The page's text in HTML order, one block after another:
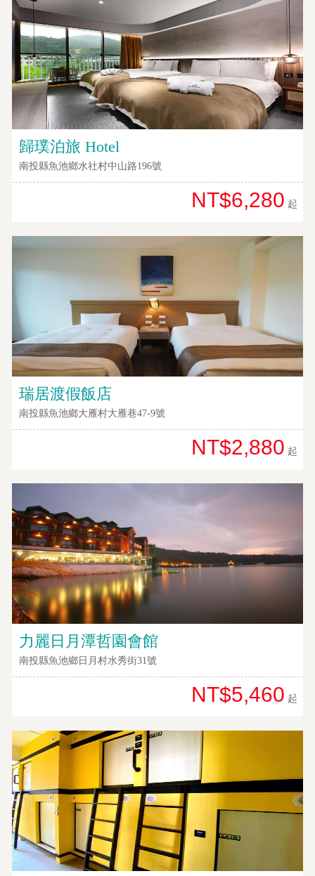
單
Line
線
上
客
紅
訂
國
旅
卡
訂
房
款
據
合
作
提
案
飯
店
合
廠
商
合
作
旅
伴
計
歸璞泊旅 Hotel
南投縣魚池鄉水社村中山路196號
NT$6,280 起
瑞居渡假飯店
南投縣魚池鄉大雁村大雁巷47-9號
NT$2,880 起
力麗日月潭哲園會館
南投縣魚池鄉日月村水秀街31號
NT$5,460 起